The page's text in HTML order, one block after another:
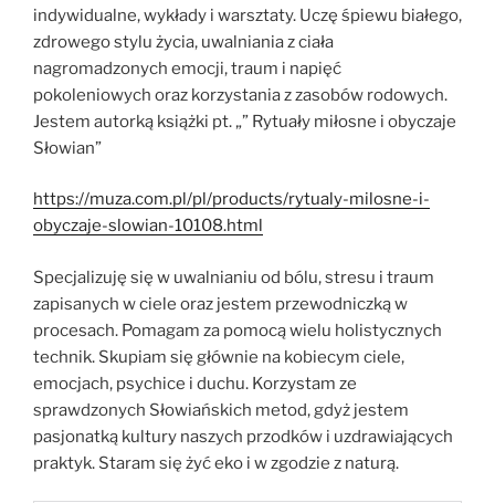
indywidualne, wykłady i warsztaty. Uczę śpiewu białego,
zdrowego stylu życia, uwalniania z ciała
nagromadzonych emocji, traum i napięć
pokoleniowych oraz korzystania z zasobów rodowych.
Jestem autorką książki pt. „” Rytuały miłosne i obyczaje
Słowian”
https://muza.com.pl/pl/products/rytualy-milosne-i-
obyczaje-slowian-10108.html
Specjalizuję się w uwalnianiu od bólu, stresu i traum
zapisanych w ciele oraz jestem przewodniczką w
procesach. Pomagam za pomocą wielu holistycznych
technik. Skupiam się głównie na kobiecym ciele,
emocjach, psychice i duchu. Korzystam ze
sprawdzonych Słowiańskich metod, gdyż jestem
pasjonatką kultury naszych przodków i uzdrawiających
praktyk. Staram się żyć eko i w zgodzie z naturą.